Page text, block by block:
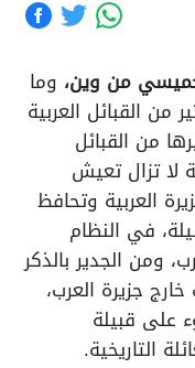
من وين، وما
القبائل العربية
من القبائل
لا تزال تعيش
العربية وتحافظ
في النظام
ومن الجدير بالذكر
جزيرة العرب،
على قبيلة
التاريخية.